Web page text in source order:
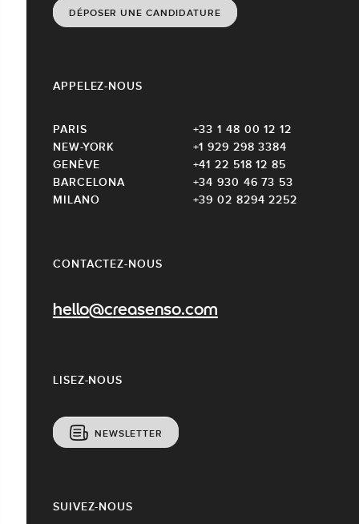
CONTACTEZ-NOUS
hello@creasenso.com
DÉPOSER UNE CANDIDATURE
LISEZ-NOUS
NEWSLETTER
APPELEZ-NOUS
PARIS
+33 1 48 00 12 12
NEW-YORK
+1 929 298 3384
GENÈVE
+41 22 518 12 85
BARCELONA
+34 930 46 73 53
MILANO
+39 02 8294 2252
SUIVEZ-NOUS